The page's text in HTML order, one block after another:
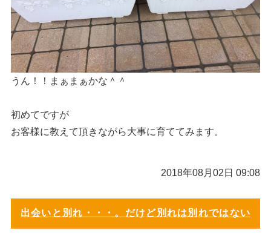
うん！！まぁまぁかな＾＾
初めてですが
お客様に教えて頂きながら大事に育ててみます。
2018年08月02日 09:08
出会いと別れ・・・。だけど別れは別れではない